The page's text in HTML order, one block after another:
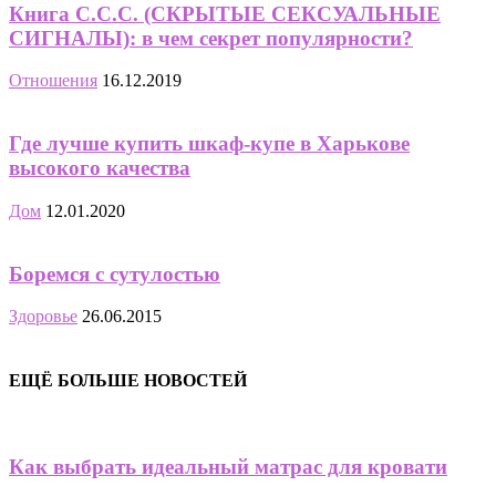
Книга С.С.С. (СКРЫТЫЕ СЕКСУАЛЬНЫЕ
СИГНАЛЫ): в чем секрет популярности?
Отношения 16.12.2019
Где лучше купить шкаф-купе в Харькове
высокого качества
Дом 12.01.2020
Боремся с сутулостью
Здоровье 26.06.2015
ЕЩЁ БОЛЬШЕ НОВОСТЕЙ
Как выбрать идеальный матрас для кровати